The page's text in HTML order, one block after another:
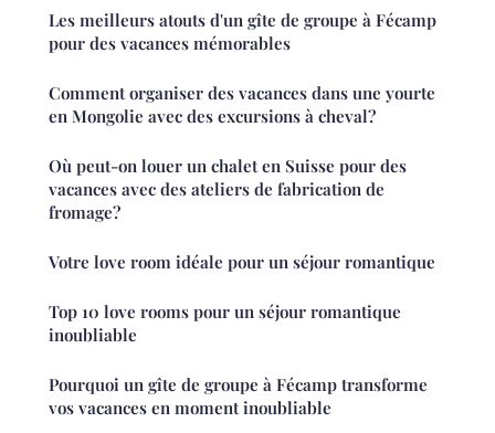
Les meilleurs atouts d'un gîte de groupe à Fécamp
pour des vacances mémorables
Comment organiser des vacances dans une yourte
en Mongolie avec des excursions à cheval?
Où peut-on louer un chalet en Suisse pour des
vacances avec des ateliers de fabrication de
fromage?
Votre love room idéale pour un séjour romantique
Top 10 love rooms pour un séjour romantique
inoubliable
Pourquoi un gîte de groupe à Fécamp transforme
vos vacances en moment inoubliable